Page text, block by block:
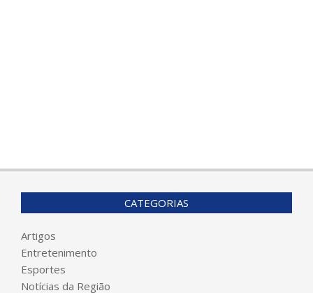
CATEGORIAS
Artigos
Entretenimento
Esportes
Notícias da Região